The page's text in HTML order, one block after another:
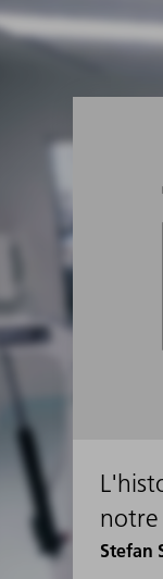
notre